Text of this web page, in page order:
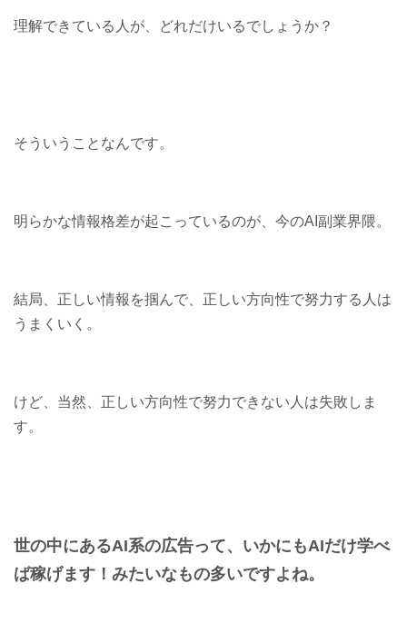
理解できている人が、どれだけいるでしょうか？
そういうことなんです。
明らかな情報格差が起こっているのが、今のAI副業界隈。
結局、正しい情報を掴んで、正しい方向性で努力する人は
うまくいく。
けど、当然、正しい方向性で努力できない人は失敗しま
す。
世の中にあるAI系の広告って、いかにもAIだけ学べ
ば稼げます！みたいなもの多いですよね。